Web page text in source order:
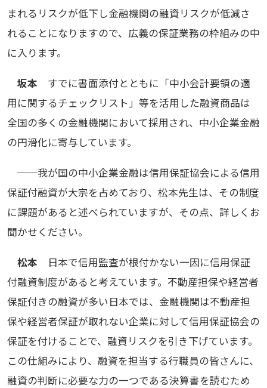
まれるリスクが低下し金融機関の融資リスクが低減さ
れることになりますので、広義の保証業務の枠組みの中
に入ります。
坂本 すでに書面添付とともに「中小会計要領の適
用に関するチェックリスト」等を活用した融資商品は
全国の多くの金融機関において採用され、中小企業金融
の円滑化に寄与しています。
──我が国の中小企業金融は信用保証協会による信用
保証付融資が大宗を占めており、松本先生は、その制度
に課題があると述べられていますが、その点、詳しくお
聞かせください。
松本 日本で信用監査が根付かない一因に信用保証
付融資制度があると考えています。不動産担保や経営者
保証付きの融資が多い日本では、金融機関は不動産担
保や経営者保証が取れない企業に対して信用保証協会の
保証を付けることで、融資リスクを引き下げています。
この仕組みにより、融資を担当する行職員の皆さんに、
融資の判断に必要な力の一つである決算書を読むため